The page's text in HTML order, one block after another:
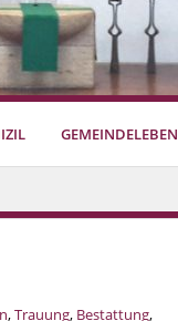
GEMEINDELEBEN
,Trauung, Bestattung,